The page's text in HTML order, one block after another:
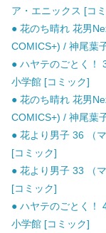
ア・エニックス [コ
● 花のち晴れ 花男
COMICS+) / 神尾葉
● ハヤテのごとく！
小学館 [コミック]
● 花のち晴れ 花男
COMICS+) / 神尾葉
● 花より男子 36 （
[コミック]
● 花より男子 33 （
[コミック]
● ハヤテのごとく！
小学館 [コミック]